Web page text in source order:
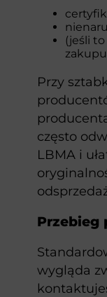
(jeśli
Przy
często
LBMA i
Przebieg
wygląda